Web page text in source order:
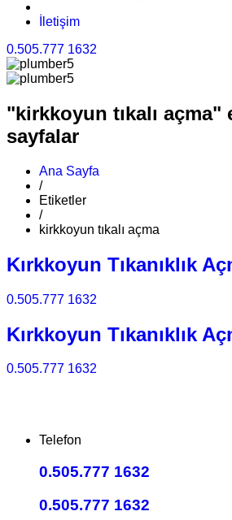
İletişim
0.505.777 1632
"kirkkoyun tıkalı açma"
sayfalar
Ana Sayfa
/
Etiketler
/
kirkkoyun tıkalı açma
Kırkkoyun Tıkanıklık
0.505.777 1632
Kırkkoyun Tıkanıklık
0.505.777 1632
Telefon
0.505.777 1632
0.505.777 1632